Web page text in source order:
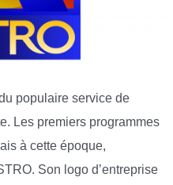
populaire service de
Les premiers programmes
à cette époque,
Son logo d’entreprise